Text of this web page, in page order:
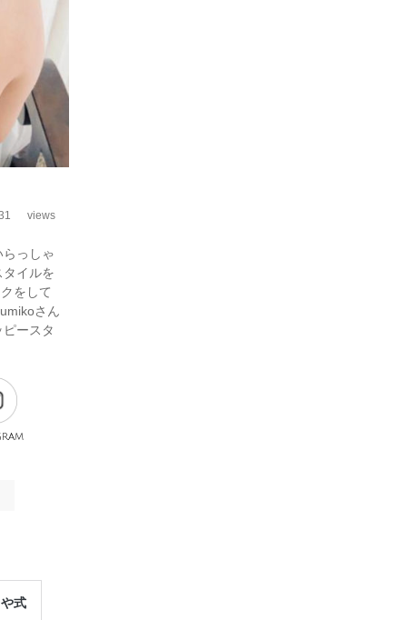
views
っしゃ
イルを
をして
さん
ースタ
式